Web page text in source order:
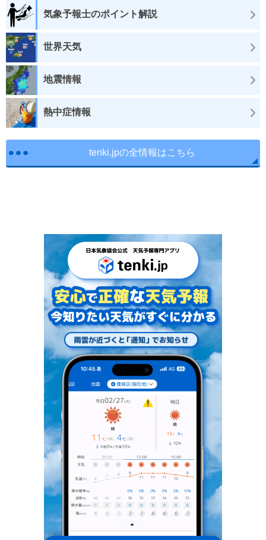
気象予報士のポイント解説
世界天気
地震情報
熱中症情報
tenki.jpの全情報はこちら